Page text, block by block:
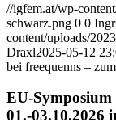
//igfem.at/wp-
schwarz.png 0 0
content/uploads/
Draxl2025-05-12
bei freequenns –
EU-
01.-03.10.2026